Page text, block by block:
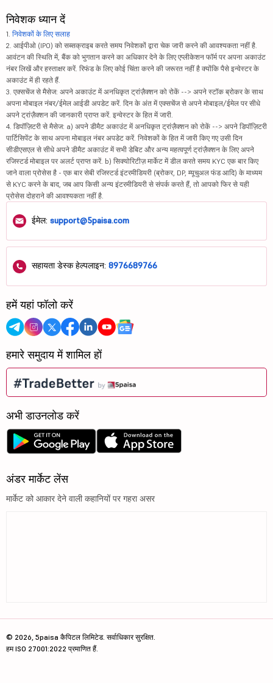
निवेशक ध्यान दें
1. निवेशकों के लिए सलाह
2. आईपीओ (IPO) को सब्सक्राइब करते समय निवेशकों द्वारा चेक जारी करने की आवश्यकता नहीं है.
आवंटन की स्थिति में, बैंक को भुगतान करने का अधिकार देने के लिए एप्लीकेशन फॉर्म पर अपना अकाउंट
नंबर लिखें और हस्ताक्षर करें. रिफंड के लिए कोई चिंता करने की जरूरत नहीं है क्योंकि पैसे इन्वेस्टर के
अकाउंट में ही रहते हैं.
3. एक्सचेंज से मैसेज: अपने अकाउंट में अनधिकृत ट्रांज़ैक्शन को रोकें --> अपने स्टॉक ब्रोकर के साथ
अपना मोबाइल नंबर/ईमेल आईडी अपडेट करें. दिन के अंत में एक्सचेंज से अपने मोबाइल/ईमेल पर सीधे
अपने ट्रांज़ैक्शन की जानकारी प्राप्त करें. इन्वेस्टर के हित में जारी.
4. डिपॉज़िटरी से मैसेज: a) अपने डीमैट अकाउंट में अनधिकृत ट्रांज़ैक्शन को रोकें --> अपने डिपॉज़िटरी
पार्टिसिपेंट के साथ अपना मोबाइल नंबर अपडेट करें. निवेशकों के हित में जारी किए गए उसी दिन
सीडीएसएल से सीधे अपने डीमैट अकाउंट में सभी डेबिट और अन्य महत्वपूर्ण ट्रांज़ैक्शन के लिए अपने
रजिस्टर्ड मोबाइल पर अलर्ट प्राप्त करें. b) सिक्योरिटीज़ मार्केट में डील करते समय KYC एक बार किए
जाने वाला प्रोसेस है - एक बार सेबी रजिस्टर्ड इंटरमीडियरी (ब्रोकर, DP, म्यूचुअल फंड आदि) के माध्यम
से KYC करने के बाद, जब आप किसी अन्य इंटरमीडियरी से संपर्क करते हैं, तो आपको फिर से यही
प्रोसेस दोहराने की आवश्यकता नहीं है.
ईमेल: support@5paisa.com
सहायता डेस्क हेल्पलाइन: 8976689766
हमें यहां फॉलो करें
हमारे समुदाय में शामिल हों
अभी डाउनलोड करें
अंडर मार्केट लेंस
मार्केट को आकार देने वाली कहानियों पर गहरा असर
© 2026, 5paisa कैपिटल लिमिटेड. सर्वाधिकार सुरक्षित.
हम ISO 27001:2022 प्रमाणित हैं.